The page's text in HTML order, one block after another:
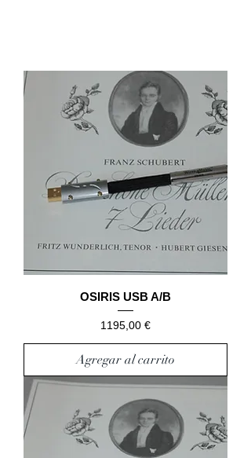
OSIRIS USB A/B
Precio
1195,00 €
Agregar al carrito